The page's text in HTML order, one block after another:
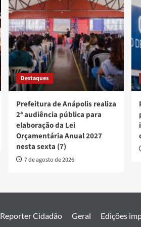
Destaques
Prefeitura de Anápolis realiza
2ª audiência pública para
elaboração da Lei
Orçamentária Anual 2027
nesta sexta (7)
7 de agosto de 2026
Reporter Cidadão Geral Edições